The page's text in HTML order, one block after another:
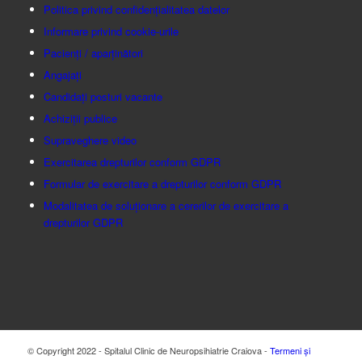
Politica privind confidențialitatea datelor
Informare privind cookie-urile
Pacienți / aparținători
Angajați
Candidați posturi vacante
Achiziții publice
Supraveghere video
Exercitarea drepturilor conform GDPR
Formular de exercitare a drepturilor conform GDPR
Modalitatea de soluționare a cererilor de exercitare a
drepturilor GDPR
© Copyright 2022 - Spitalul Clinic de Neuropsihiatrie Craiova - Termeni și